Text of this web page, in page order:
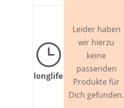
}
longlife
Leider haben
wir hierzu
keine
passenden
Produkte für
Dich gefunden.